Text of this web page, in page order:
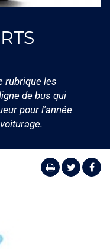
rubrique les
de bus qui
pour l'année